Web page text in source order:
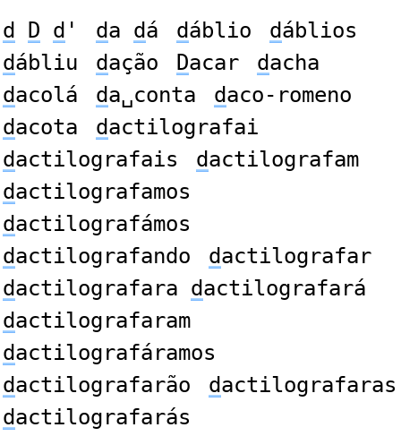
d D d ' da dá dáblio dáblios
dábliu dação Dacar dacha
dacolá da␣conta daco-romeno
dacota dactilografai
dactilografais dactilografam
dactilografamos
dactilografámos
dactilografando dactilografar
dactilografara dactilografará
dactilografaram
dactilografáramos
dactilografarão dactilografaras
dactilografarás